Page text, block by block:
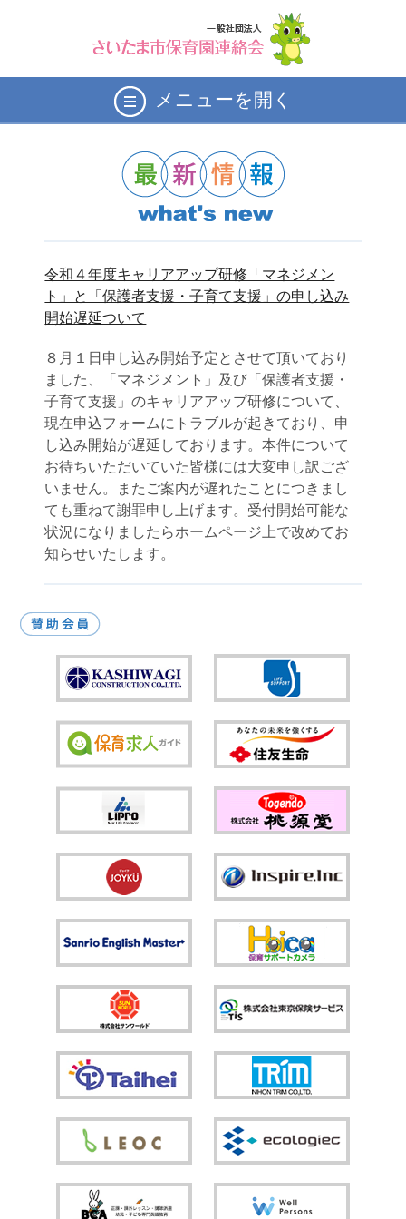
メニューを開く
令和４年度キャリアアップ研修「マネジメン
ト」と「保護者支援・子育て支援」の申し込み
開始遅延ついて
８月１日申し込み開始予定とさせて頂いており
ました、「マネジメント」及び「保護者支援・
子育て支援」のキャリアアップ研修について、
現在申込フォームにトラブルが起きており、申
し込み開始が遅延しております。本件について
お待ちいただいていた皆様には大変申し訳ござ
いません。またご案内が遅れたことにつきまし
ても重ねて謝罪申し上げます。受付開始可能な
状況になりましたらホームページ上で改めてお
知らせいたします。